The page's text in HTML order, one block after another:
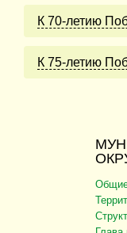
К 70-летию
К 75-летию